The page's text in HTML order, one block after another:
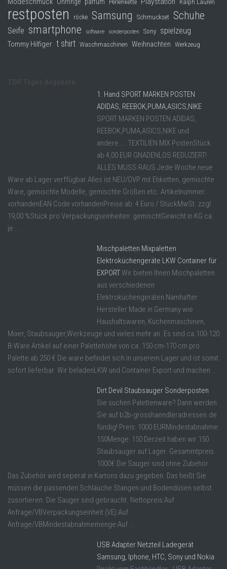
Perlenkette Ralph Lauren
restposten röcke Samsung Schmuckset Schuhe
Seife smartphone software sonderposten Sony spielzeug
Tommy Hilfiger t shirt Waschmaschinen Weihnachten Werkzeug
1. Hand SPORT MARKEN POSTEN
ADIDAS, REEBOK,PUMA,ASICS,NIKE
SPORT MARKEN POSTEN ADIDAS,
REEBOK,PUMA,ASICS,NIKE und
andere….. TEXTILIEN MIX PostenStück
ab 4,00 EUR GNADENLOS REDUZIERT!
ALLES MUSS RAUS Jede Woche neue
Ware ab Lager verffügbar.Alles ist NEU/OVP mit Etiketten, gemischte
Ware, gemischte Modelle, gemischte Größen etc. Artikelnummer:
vorhandenEAN Code vorhandenPreise ab: 4 Euro / StückMwSt. zzgl.
19,00 %Stück pro Verpackungseinheiten: gemischtGewicht in KG ca.
je ...
Mischpaletten Mixpaletten
Elektroküchengeräte LKW Container für
EXPORTWir bieten Ihnen Mischpaletten
aus verschiedenen
Elektroküchengeräten Namhafter
Hersteller Made in Germany wie
Haushaltswaren, Küchenmaschinen,
Mixer, Staubsauger,Werkzeuge und vieles mehr an. Es sind ca.100-120
B-Ware Artikel auf einer Palettehöhe von ca. 150 cm-170 cm pro
Palette ab 250 € Die ware befindet sich in unserem Lager und ist somit
sofort lieferbar. Wir beladenLKW und Container Export und machen ...
Dirt Devil Staubsauger Sonderposten
Sie suchen Palettenware? Dann werden
Sie auf b2b-grosshaendleradressen.de
fündig! Preis: 1000 EURMindestabnahme:
150Menge: 150 Derzeit haben wir 150
Staubsauger auf Lager. Gesammtpreis
1000€ Die Sauger sind ohne Zubehör.
Das Zubehör wird seperat in Kartons dazu gegeben. Das heißt Sie
müssen die passenden Schläuche Stangen und Bodendüsen selbst
zusortieren. Die Sauger sind gebraucht. Nettopreis:Auf
Anfrage/VBVerpackungseinheit (VE):Auf
Anfrage/VBMindestabnahmemenge:Auf ...
USB Adapter Netzteil Ladegerät
Samsung, Iphone, HTC, Sony und Nokia